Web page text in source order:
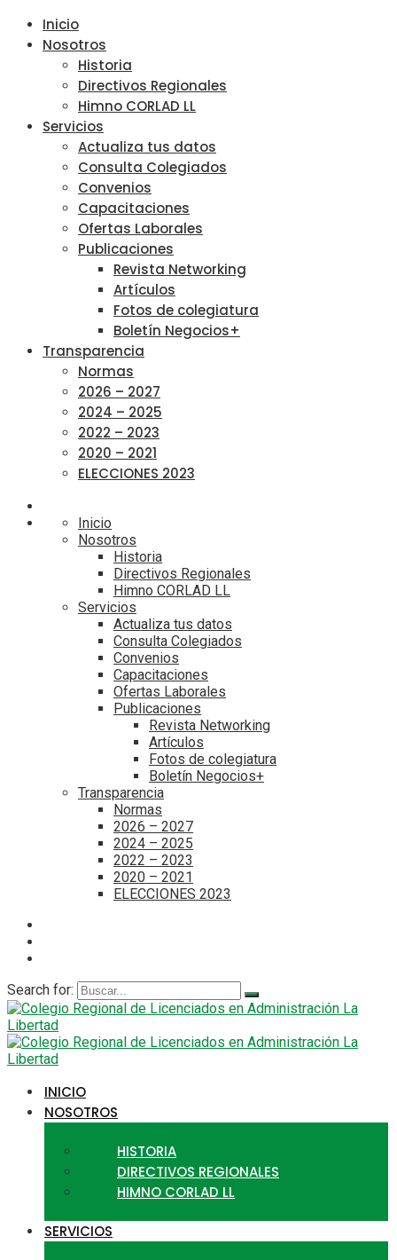
Inicio
Nosotros
Historia
Directivos Regionales
Himno CORLAD LL
Servicios
Actualiza tus datos
Consulta Colegiados
Convenios
Capacitaciones
Ofertas Laborales
Publicaciones
Revista Networking
Artículos
Fotos de colegiatura
Boletín Negocios+
Transparencia
Normas
2026 – 2027
2024 – 2025
2022 – 2023
2020 – 2021
ELECCIONES 2023
Inicio
Nosotros
Historia
Directivos Regionales
Himno CORLAD LL
Servicios
Actualiza tus datos
Consulta Colegiados
Convenios
Capacitaciones
Ofertas Laborales
Publicaciones
Revista Networking
Artículos
Fotos de colegiatura
Boletín Negocios+
Transparencia
Normas
2026 – 2027
2024 – 2025
2022 – 2023
2020 – 2021
ELECCIONES 2023
Search for:
INICIO
NOSOTROS
HISTORIA
DIRECTIVOS REGIONALES
HIMNO CORLAD LL
SERVICIOS